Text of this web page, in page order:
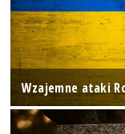
Wzajemne ataki